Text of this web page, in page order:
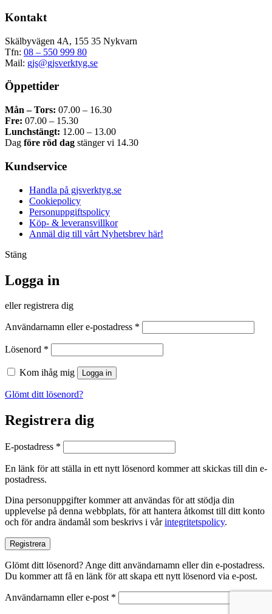
Kontakt
Skälbyvägen 4A, 155 35 Nykvarn
Tfn: 08 – 550 999 80
Mail: gjs@gjsverktyg.se
Öppettider
Mån – Tors: 07.00 – 16.30
Fre: 07.00 – 15.30
Lunchstängt: 12.00 – 13.00
Dag före röd dag stänger vi 14.30
Kundservice
Handla på gjsverktyg.se
Cookiepolicy
Personuppgiftspolicy
Köp- & leveransvillkor
Anmäl dig till vårt Nyhetsbrev här!
Stäng
Logga in
eller registrera dig
Användarnamn eller e-postadress *
Lösenord *
Kom ihåg mig Logga in
Glömt ditt lösenord?
Registrera dig
E-postadress *
En länk för att ställa in ett nytt lösenord kommer att skickas till din e-
postadress.
Dina personuppgifter kommer att användas för att stödja din
upplevelse på denna webbplats, för att hantera åtkomst till ditt konto
och för andra ändamål som beskrivs i vårintegritetspolicy.
Registrera
Glömt ditt lösenord? Ange ditt användarnamn eller din e-postadress.
Du kommer att få en länk för att skapa ett nytt lösenord via e-post.
Användarnamn eller e-post *